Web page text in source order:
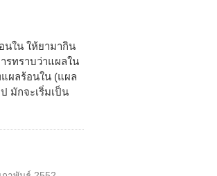
นใน ให้ยามากิน
รทราบว่าแผลใน
ผลร้อนใน (แผล
มักจะเริ่มเป็น